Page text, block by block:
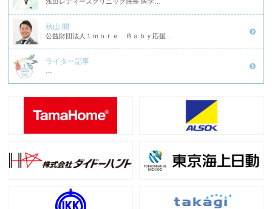
秋山 開
公益財団法人１ｍｏｒｅ Ｂａｂｙ応援…
ライター記事